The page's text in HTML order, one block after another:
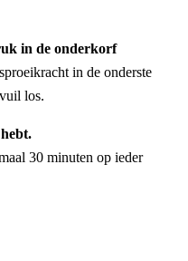
in de onderkorf
in de onderste
los.
30 minuten op ieder